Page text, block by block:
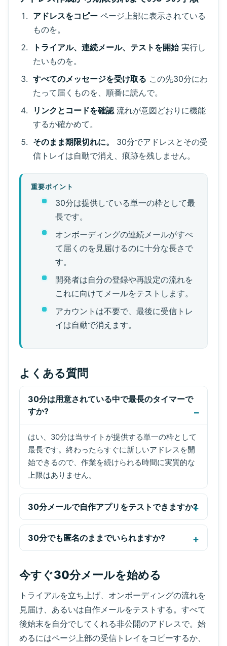
アドレスをコピーページ上部に表示されている
ものを。
トライアル、連続メール、テストを開始実行し
たいものを。
すべてのメッセージを受け取る この先30分にわ
たって届くものを、順番に読んで。
リンクとコードを確認流れが意図どおりに機能
するか確かめて。
そのまま期限切れに。
30分でアドレスとその受
信トレイは自動で消え、痕跡を残しません。
重要ポイント
30分は提供している単一の枠として最
長です。
オンボーディングの連続メールがすべ
て届くのを見届けるのに十分な長さで
す。
開発者は自分の登録や再設定の流れを
これに向けてメールをテストします。
アカウントは不要で、最後に受信トレ
イは自動で消えます。
よくある質問
30分は用意されている中で最長のタイマーで
すか?
はい、30分は当サイトが提供する単一の枠として
最長です。終わったらすぐに新しいアドレスを開
始できるので、作業を続けられる時間に実質的な
上限はありません。
30分メールで自作アプリをテストできますか?
30分でも匿名のままでいられますか?
今すぐ30分メールを始める
トライアルを立ち上げ、オンボーディングの流れを
見届け、あるいは自作メールをテストする。すべて
後始末を自分でしてくれる非公開のアドレスで。始
めるにはページ上部の受信トレイをコピーするか、